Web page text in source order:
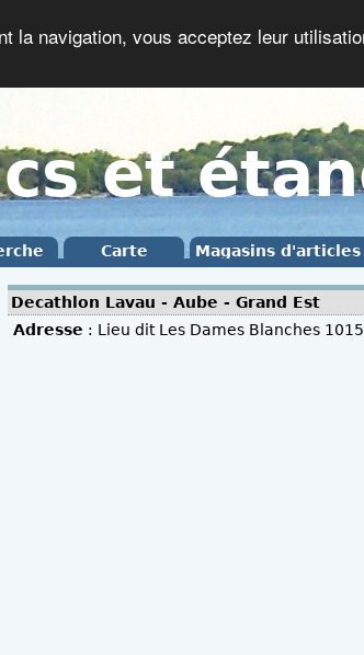
la navigation, vous acceptez leur
et
Carte Magasins
Decathlon Lavau - Aube - Grand Est
Adresse : Lieu dit Les Dames Blanches